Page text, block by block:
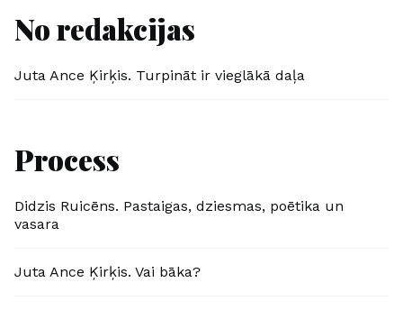
No redakcijas
Juta Ance Ķirķis. Turpināt ir vieglākā daļa
Process
Didzis Ruicēns. Pastaigas, dziesmas, poētika un
vasara
Juta Ance Ķirķis. Vai bāka?